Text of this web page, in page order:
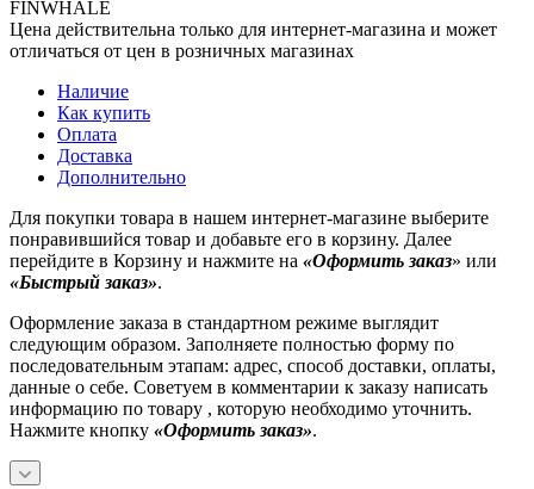
FINWHALE
Цена действительна только для интернет-магазина и может
отличаться от цен в розничных магазинах
Наличие
Как купить
Оплата
Доставка
Дополнительно
Для покупки товара в нашем интернет-магазине выберите
понравившийся товар и добавьте его в корзину. Далее
перейдите в Корзину и нажмите на «Оформить заказ» или
«Быстрый заказ».
Оформление заказа в стандартном режиме выглядит
следующим образом. Заполняете полностью форму по
последовательным этапам: адрес, способ доставки, оплаты,
данные о себе. Советуем в комментарии к заказу написать
информацию по товару , которую необходимо уточнить.
Нажмите кнопку «Оформить заказ».